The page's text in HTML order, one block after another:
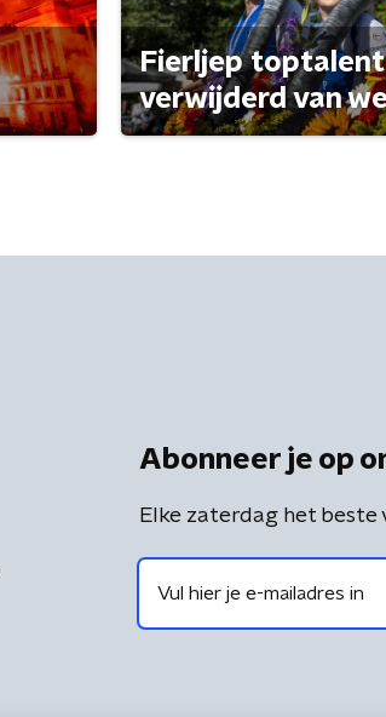
Fierljep toptalent
verwijderd van
Abonneer je op
Elke zaterdag het beste